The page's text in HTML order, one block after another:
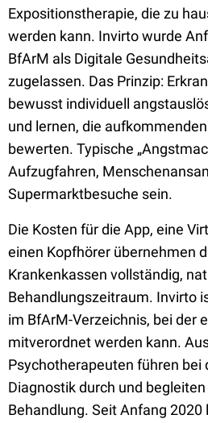
Expositionstherapie, die zu
werden kann. Invirto wurde
BfArM als Digitale
zugelassen. Das Prinzip:
bewusst individuell
und lernen, die
bewerten. Typische
Aufzugfahren,
Supermarktbesuche sein.
Die Kosten für die App, eine
einen Kopfhörer übernehmen
Krankenkassen vollständig,
Behandlungszeitraum. Invirto
im BfArM-Verzeichnis, bei der
mitverordnet werden kann.
Psychotherapeuten führen bei
Diagnostik durch und
Behandlung. Seit Anfang 2020